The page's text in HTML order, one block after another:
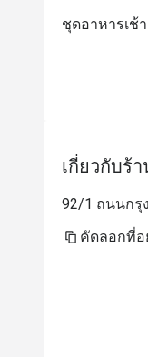
ชุดอาหารเช้า
เกี่ยวกับร้
92/1 ถนนกรุ
คัดลอกที่อ